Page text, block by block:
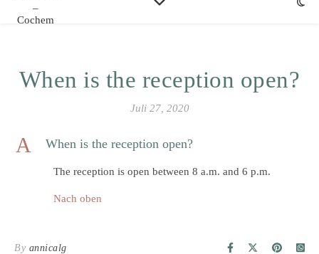
When is the reception open?
Juli 27, 2020
A When is the reception open?
The reception is open between 8 a.m. and 6 p.m.
Nach oben
By annicalg